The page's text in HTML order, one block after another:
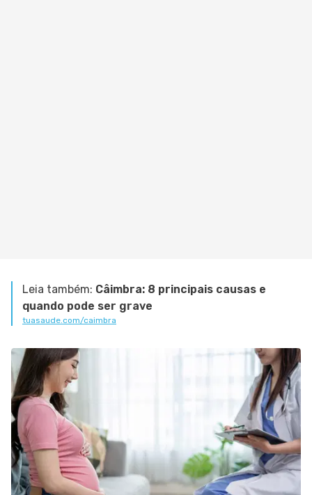
Leia também: Câimbra: 8 principais causas e
quando pode ser grave
tuasaude.com/caimbra